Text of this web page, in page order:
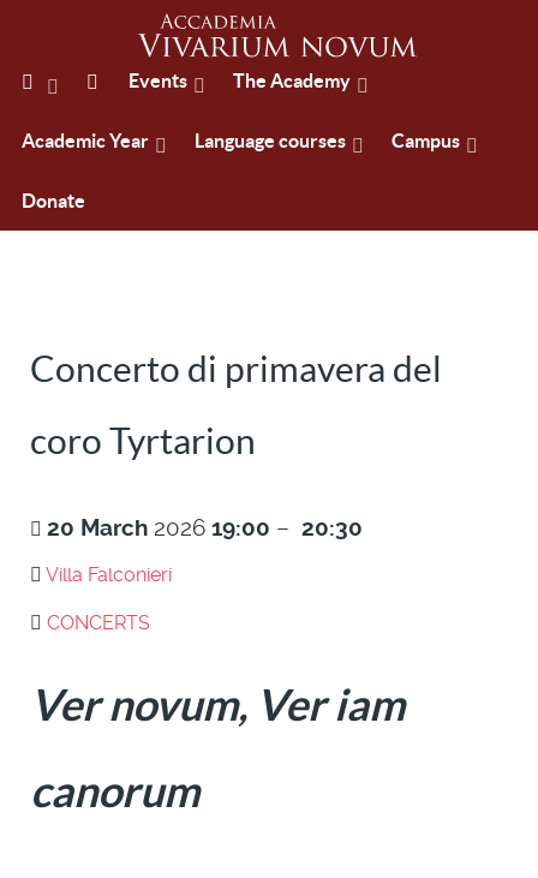
Events The Academy
Academic Year Language courses Campus
Donate
Concerto di primavera del
coro Tyrtarion
20 March 2026 19:00 – 20:30
Villa Falconieri
CONCERTS
Ver novum, Ver iam
canorum